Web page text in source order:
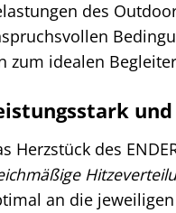
des
zum idealen
Herzstück des
an die